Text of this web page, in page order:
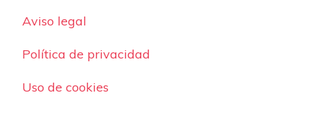
Aviso legal
Política de privacidad
Uso de cookies